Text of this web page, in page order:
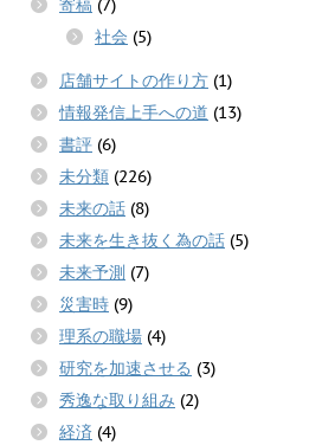
寄稿 (7)
社会 (5)
店舗サイトの作り方 (1)
情報発信上手への道 (13)
書評 (6)
未分類 (226)
未来の話 (8)
未来を生き抜く為の話 (5)
未来予測 (7)
災害時 (9)
理系の職場 (4)
研究を加速させる (3)
秀逸な取り組み (2)
経済 (4)